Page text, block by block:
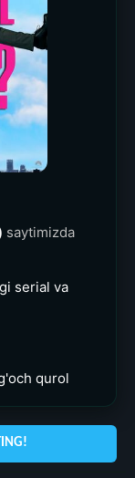
saytimizda
serial va
qurol